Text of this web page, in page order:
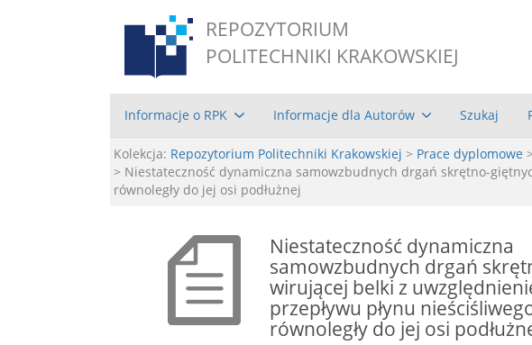
REPOZYTORIUM
POLITECHNIKI KRAKOWSKIEJ
Informacje o RPK Informacje dla Autorów Szukaj
Kolekcja: Repozytorium Politechniki Krakowskiej > Prace dyplomowe >
> Niestateczność dynamiczna samowzbudnych drgań skrętno-
równoległy do jej osi podłużnej
Niestateczność dynamiczna
samowzbudnych drgań
wirującej belki z
przepływu płynu
równoległy do jej osi